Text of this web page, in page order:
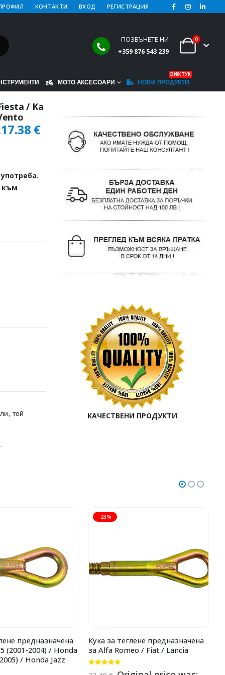
КОНТАКТИ ВХОД РЕГИСТРАЦИЯ
ПОЗВЪНЕТЕ НИ
+359 876 543 239
0
МОТО АКСЕСОАРИ НОВИ ПРОДУКТИ
ВИЖ ТУК
/ Ka
17.38 €
към
той
КАЧЕСТВЕНИ ПРОДУКТИ
предназначена
(2001-2004) / Honda
/ Honda Jazz
-23%
Кука за теглене предназначена
за Alfa Romeo / Fiat / Lancia